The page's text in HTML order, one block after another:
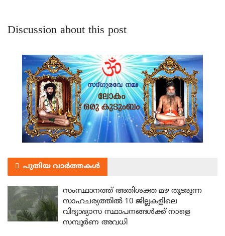
Discussion about this post
പുതിയ വാർത്തകൾ
സംസ്ഥാനത്ത് അതിശക്ത മഴ തുടരുന്ന
സാഹചര്യത്തിൽ 10 ജില്ലകളിലെ
വിദ്യാഭ്യാസ സ്ഥാപനങ്ങൾക്ക് നാളെ
സമ്പൂർണ അവധി